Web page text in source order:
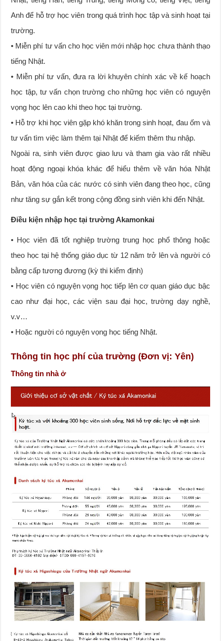
Anh để hỗ trợ học viên trong quá trình học tập và sinh hoạt tại
trường.
• Miễn phí tư vấn cho học viên mới nhập học chưa thành thạo
tiếng Nhật.
• Miễn phí tư vấn, đưa ra lời khuyên chính xác về kế hoạch
học tập, tư vấn chọn trường cho những học viên có nguyện
vọng học lên cao khi theo học tại trường.
• Hỗ trợ khi học viên gặp khó khăn trong sinh hoạt, đau ốm và
tư vấn tìm việc làm thêm tại Nhật để kiếm thêm thu nhập.
Ngoài ra, sinh viên được giao lưu và tham gia vào rất nhiều
hoạt động ngoại khóa khác để hiểu thêm về văn hóa Nhật
Bản, văn hóa của các nước có sinh viên đang theo học, cũng
như tăng sự gắn kết trong cộng đồng sinh viên khi đến Nhật.
Điều kiện nhập học tại trường Akamonkai
• Học viên đã tốt nghiệp trường trung học phổ thông hoặc
theo học tại hệ thống giáo dục từ 12 năm trở lên và người có
bằng cấp tương đương (kỳ thi kiểm định)
• Học viên có nguyện vọng học tiếp lên cơ quan giáo dục bậc
cao như đại học, các viện sau đại học, trường dạy nghề,
v.v…
• Hoặc người có nguyện vọng học tiếng Nhật.
Thông tin học phí của trường (Đơn vị: Yên)
Thông tin nhà ở